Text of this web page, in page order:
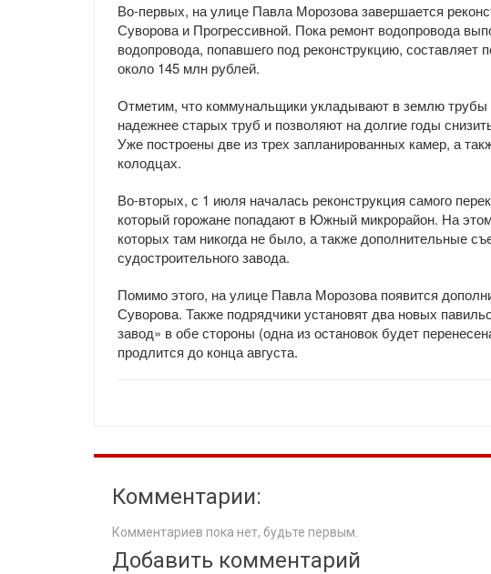
Во-первых, на улице Павла Морозова завершается
Суворова и Прогрессивной. Пока ремонт водопровода
водопровода, попавшего под реконструкцию,
около 145 млн рублей.
Отметим, что коммунальщики укладывают в землю трубы
надежнее старых труб и позволяют на долгие годы
Уже построены две из трех запланированных камер, а
колодцах.
Во-вторых, с 1 июля началась реконструкция самого
который горожане попадают в Южный микрорайон. На
которых там никогда не было, а также дополнительные
судостроительного завода.
Помимо этого, на улице Павла Морозова появится
Суворова. Также подрядчики установят два новых
завод» в обе стороны (одна из остановок будет
продлится до конца августа.
Комментарии:
Комментариев пока нет, будьте первым.
Добавить комментарий